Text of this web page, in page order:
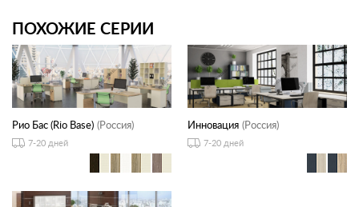
ПОХОЖИЕ СЕРИИ
Рио Бас (Rio Base) (Россия)
7-20 дней
Инновация (Россия)
7-20 дней